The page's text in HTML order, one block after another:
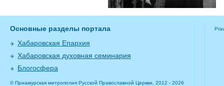
Основные разделы портала
Хабаровская Епархия
Хабаровская духовная семинария
Блогосфера
© Приамурская митрополия Русской Православной Церкви, 2012 - 2026